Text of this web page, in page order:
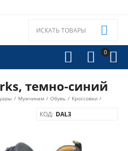
0 



темно-синий
/ Мужчинам / Обувь / Кроссовки /
КОД: DAL3